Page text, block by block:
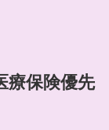
療保険優先